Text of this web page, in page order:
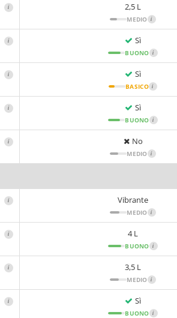
i 2,5 L
MEDIO i
i Sì
BUONO i
i Sì
BASICO i
i Sì
BUONO i
i No
MEDIO i
i Vibrante
MEDIO i
i 4 L
BUONO i
i 3,5 L
MEDIO i
i Sì
BUONO i